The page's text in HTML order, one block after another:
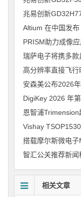
Altium 在中国发
安森美公布2026
相关文章